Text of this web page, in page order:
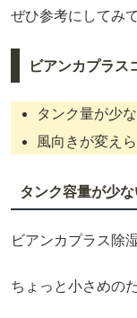
ぜひ参考にしてみ
ビアンカプラス
タンク量が少
風向きが変え
タンク容量が少な
ビアンカプラス除
ちょっと小さめの